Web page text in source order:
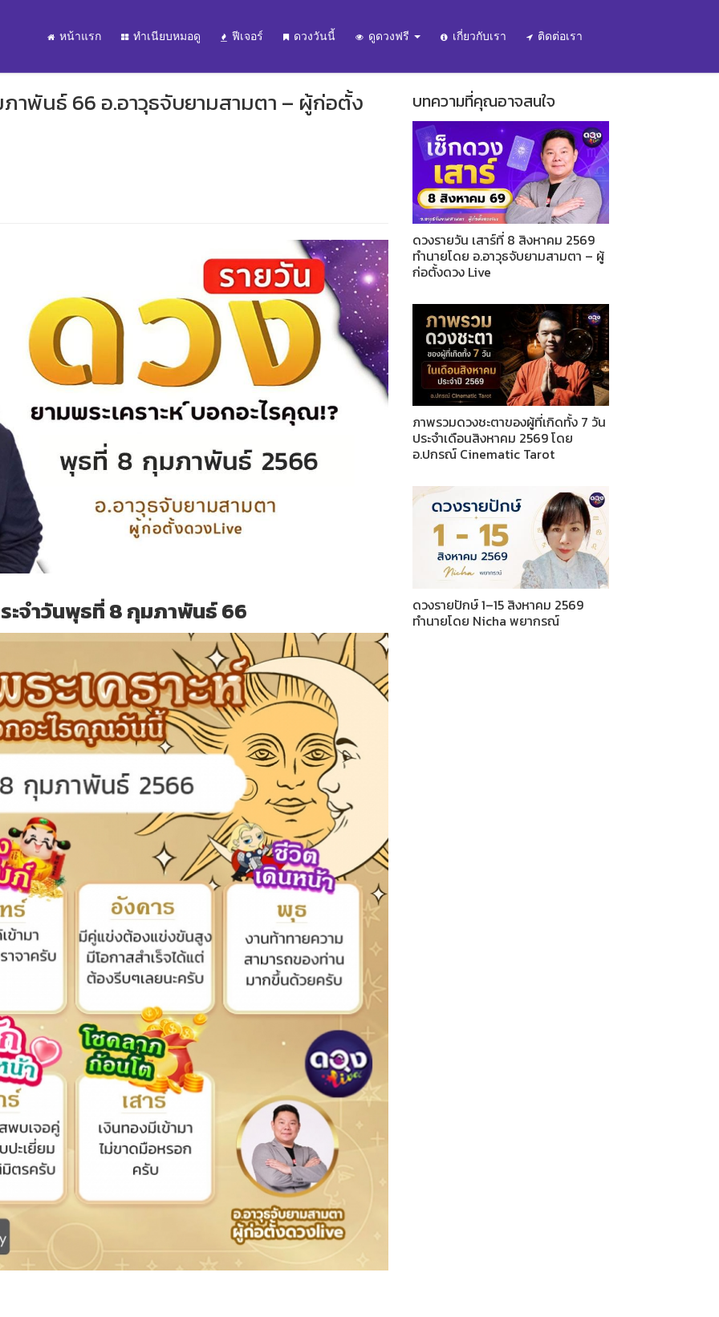
หน้าแรก ทำเนียบหมอดู ฟีเจอร์ ดวงวันนี้ ดูดวงฟรี เกี่ยวกับเรา ติดต่อเรา
าพันธ์ 66 อ.อาวุธจับยามสามตา – ผู้ก่อตั้ง
ะจำวันพุธที่ 8 กุมภาพันธ์ 66
บทความที่คุณอาจสนใจ
ดวงรายวัน เสาร์ที่ 8 สิงหาคม 2569
ทำนายโดย อ.อาวุธจับยามสามตา – ผู้
ก่อตั้งดวง Live
ภาพรวมดวงชะตาของผู้ที่เกิดทั้ง 7 วัน
ประจำเดือนสิงหาคม 2569 โดย
อ.ปกรณ์ Cinematic Tarot
ดวงรายปักษ์ 1–15 สิงหาคม 2569
ทำนายโดย Nicha พยากรณ์